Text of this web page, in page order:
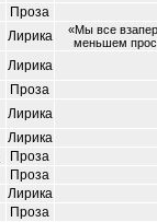
Проза
Лирика
«Мы все
меньшем
Лирика
Проза
Лирика
Лирика
Проза
Проза
Лирика
Проза